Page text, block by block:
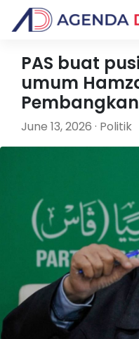
PAS buat
umum
June 13, 2026 · Politik